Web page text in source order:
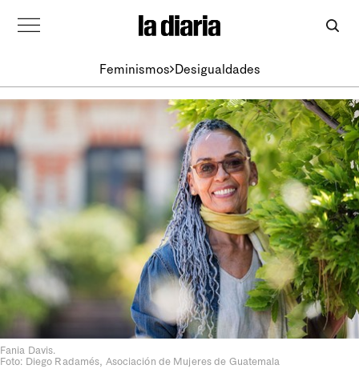
Feminismos Desigualdades
Fania Davis.
Foto: Diego Radamés, Asociación de Mujeres de Guatemala